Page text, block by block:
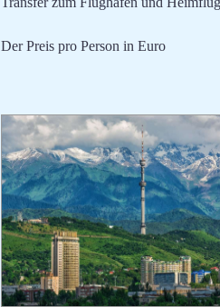
Der Preis pro Person in Euro